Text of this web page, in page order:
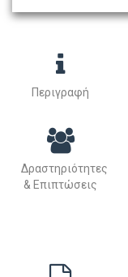
Περιγραφή
Δραστηριότητες
& Επιπτώσεις